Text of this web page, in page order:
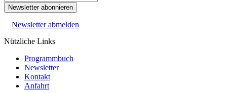
Newsletter abonnieren
Newsletter abmelden
Nützliche Links
Programmbuch
Newsletter
Kontakt
Anfahrt